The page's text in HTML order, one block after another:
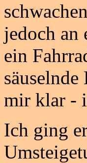
jedoch an
ein
mir klar -
Ich ging